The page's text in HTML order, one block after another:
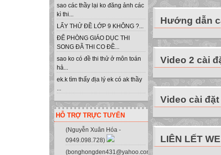
sao các thầy lại ko đăng ảnh các
kì thi...
LẤY THỬ ĐỀ LỚP 9 KHÔNG ?...
ĐỂ PHÒNG GIÁO DỤC THI
SONG ĐÃ THI CO ĐỀ...
sao ko có đề thi thử ở môn toán
hả...
ek.k tìm thấy địa lý ek có ak thầy
...
HỖ TRỢ TRỰC TUYẾN
(Nguyễn Xuân Hóa -
0949.098.728)
(bonghongden431@yahoo.com.vn)
microorganism
Nam: What do
Hung: There
spots on the
Hung: Well, they
There may be a
Mars.
PERIOD 61
Hướng dẫn
Video 2 cài
Video cài đặt
LIÊN LẾT